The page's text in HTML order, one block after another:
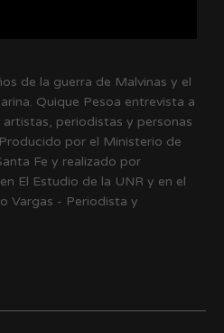
de la guerra de Malvinas y el
Quique Pesoa entrevista a
periodistas y personas
por el Ministerio de
Fe y realizado por
El Estudio de la UNR y en el
Vargas - Periodista y